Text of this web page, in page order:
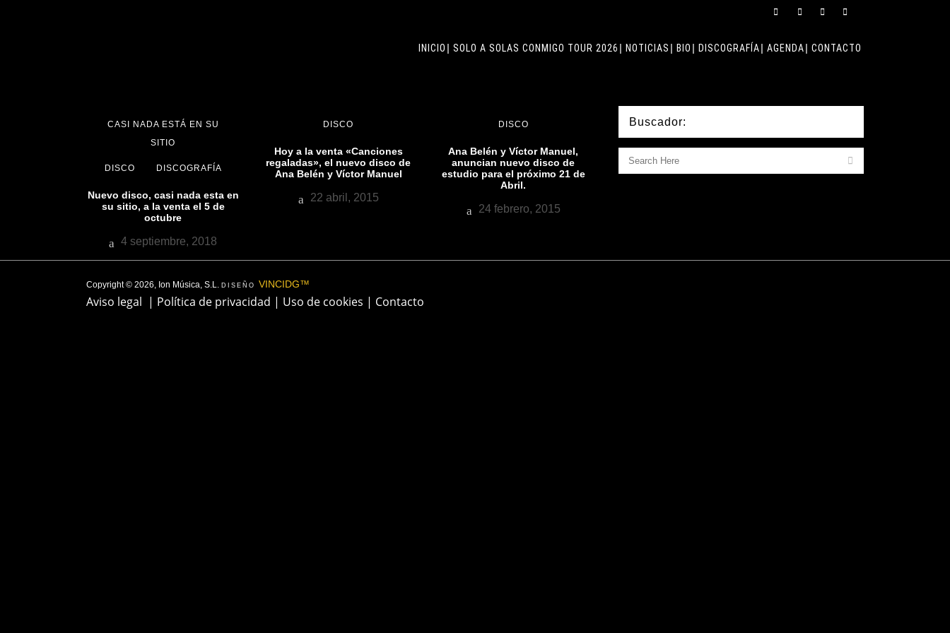
INICIO SOLO A SOLAS CONMIGO TOUR 2026 NOTICIAS BIO DISCOGRAFÍA AGENDA CONTACTO
CASI NADA ESTÁ EN SU
SITIO
DISCO DISCOGRAFÍA
Nuevo disco, casi nada esta en
su sitio, a la venta el 5 de
octubre
4 septiembre, 2018
DISCO
Hoy a la venta «Canciones
regaladas», el nuevo disco de
Ana Belén y Víctor Manuel
22 abril, 2015
DISCO
Ana Belén y Víctor Manuel,
anuncian nuevo disco de
estudio para el próximo 21 de
Abril.
24 febrero, 2015
Buscador:
Copyright © 2026, Ion Música, S.L. DISEÑO VINCIDG™
Aviso legal | Política de privacidad | Uso de cookies | Contacto